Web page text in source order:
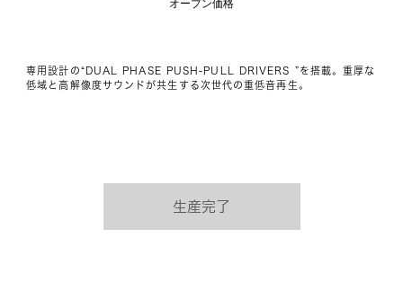
オープン価格
専用設計の“DUAL PHASE PUSH-PULL DRIVERS ”を搭載。重厚な
低域と高解像度サウンドが共生する次世代の重低音再生。
生産完了